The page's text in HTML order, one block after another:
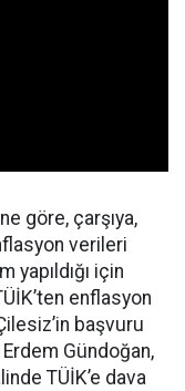
göre, çarşıya,
verileri
yapıldığı için
enflasyon
başvuru
Gündoğan,
TÜİK’e dava